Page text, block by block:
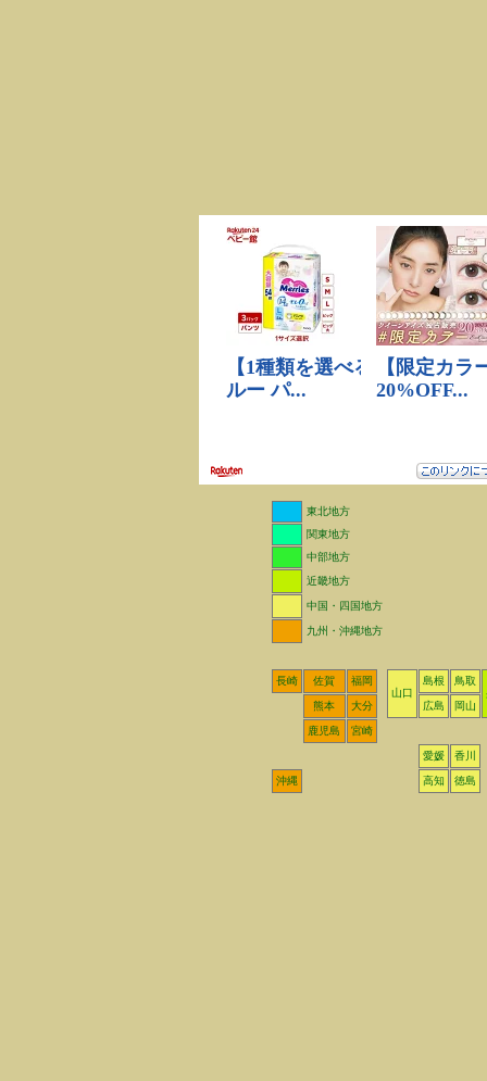
東北地方
関東地方
中部地方
近畿地方
中国・四国地方
九州・沖縄地方
長崎 佐賀
福岡
山口
島根
鳥取
熊本
大分 広島 岡山
鹿児島 宮崎
愛媛 香川
沖縄 高知 徳島